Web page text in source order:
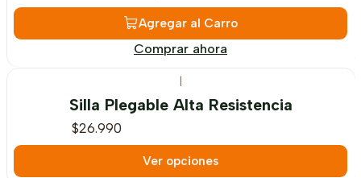
Agregar al Carro
Comprar ahora
Silla Plegable Alta Resistencia
$26.990
Ver opciones